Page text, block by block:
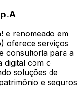
e renomeado em
oferece serviços
consultoria para a
digital com o
soluções de
e seguros